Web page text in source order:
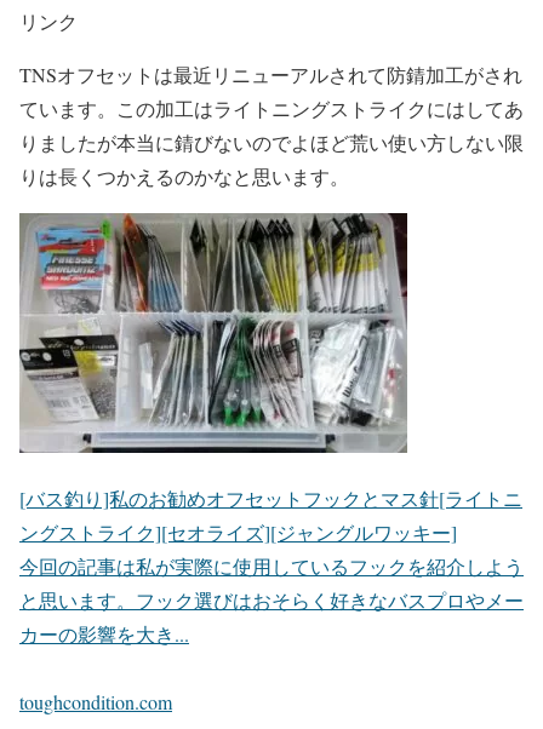
リンク
TNSオフセットは最近リニューアルされて防錆加工がされ
ています。この加工はライトニングストライクにはしてあ
りましたが本当に錆びないのでよほど荒い使い方しない限
りは長くつかえるのかなと思います。
[バス釣り]私のお勧めオフセットフックとマス針[ライトニ
ングストライク][セオライズ][ジャングルワッキー]
今回の記事は私が実際に使用しているフックを紹介しよう
と思います。フック選びはおそらく好きなバスプロやメー
カーの影響を大き...
toughcondition.com